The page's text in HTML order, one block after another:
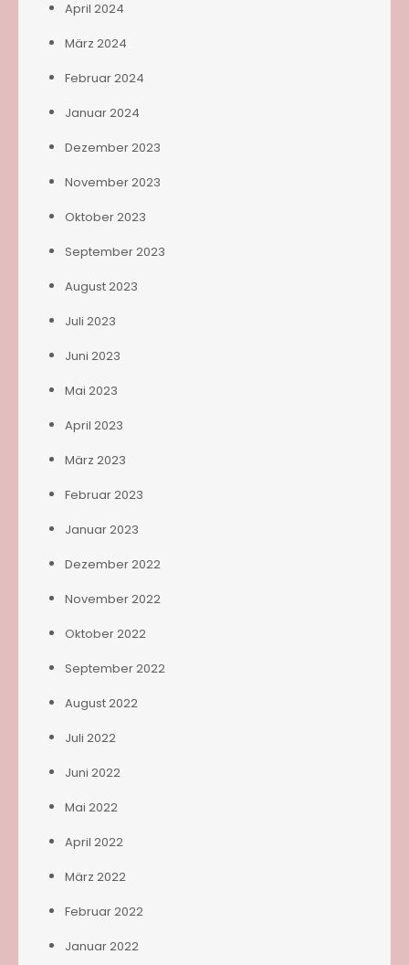
April 2024
März 2024
Februar 2024
Januar 2024
Dezember 2023
November 2023
Oktober 2023
September 2023
August 2023
Juli 2023
Juni 2023
Mai 2023
April 2023
März 2023
Februar 2023
Januar 2023
Dezember 2022
November 2022
Oktober 2022
September 2022
August 2022
Juli 2022
Juni 2022
Mai 2022
April 2022
März 2022
Februar 2022
Januar 2022